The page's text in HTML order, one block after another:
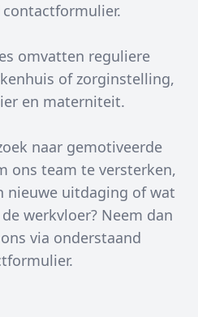
omvatten reguliere
of zorginstelling,
en materniteit.
naar gemotiveerde
ons team te versterken,
nieuwe uitdaging of wat
werkvloer? Neem dan
via onderstaand